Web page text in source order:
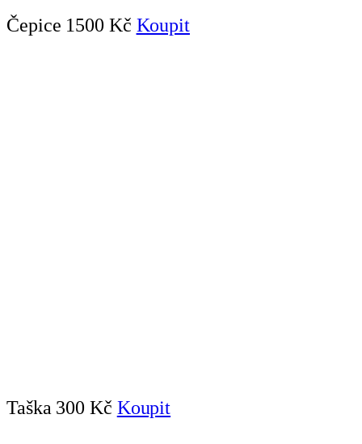
Čepice 1500 Kč Koupit
Taška 300 Kč Koupit